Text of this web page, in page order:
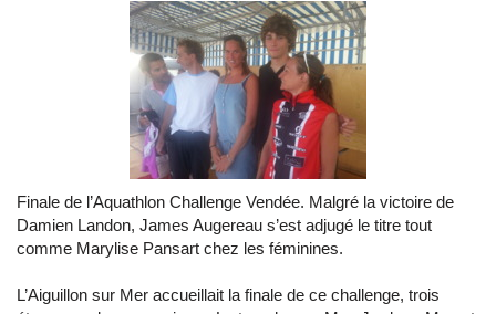
Finale de l’Aquathlon Challenge Vendée. Malgré la victoire de
Damien Landon, James Augereau s’est adjugé le titre tout
comme Marylise Pansart chez les féminines.
L’Aiguillon sur Mer accueillait la finale de ce challenge, trois